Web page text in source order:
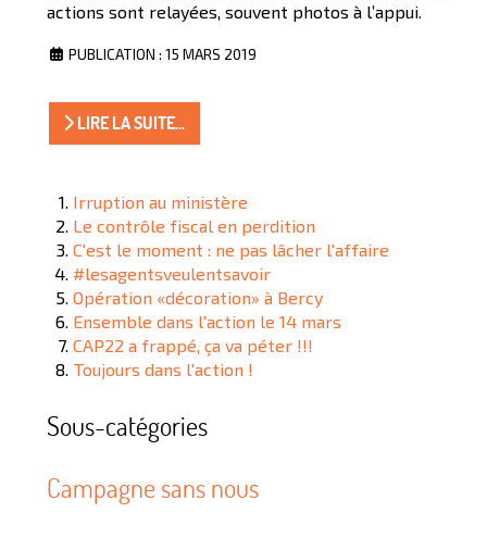
actions sont relayées, souvent photos à l’appui.
PUBLICATION : 15 MARS 2019
LIRE LA SUITE...
Irruption au ministère
Le contrôle fiscal en perdition
C'est le moment : ne pas lâcher l'affaire
#lesagentsveulentsavoir
Opération «décoration» à Bercy
Ensemble dans l'action le 14 mars
CAP22 a frappé, ça va péter !!!
Toujours dans l'action !
Sous-catégories
Campagne sans nous